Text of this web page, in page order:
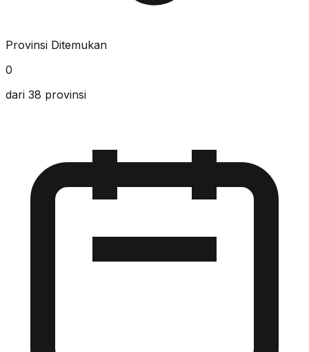
Provinsi Ditemukan
0
dari 38 provinsi